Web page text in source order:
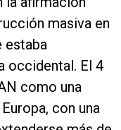
masiva en
estaba
occidental. El 4
como una
con una